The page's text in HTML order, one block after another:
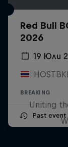
Red Bull
2026
19 Юли
BREAKING
Past event
Uniting